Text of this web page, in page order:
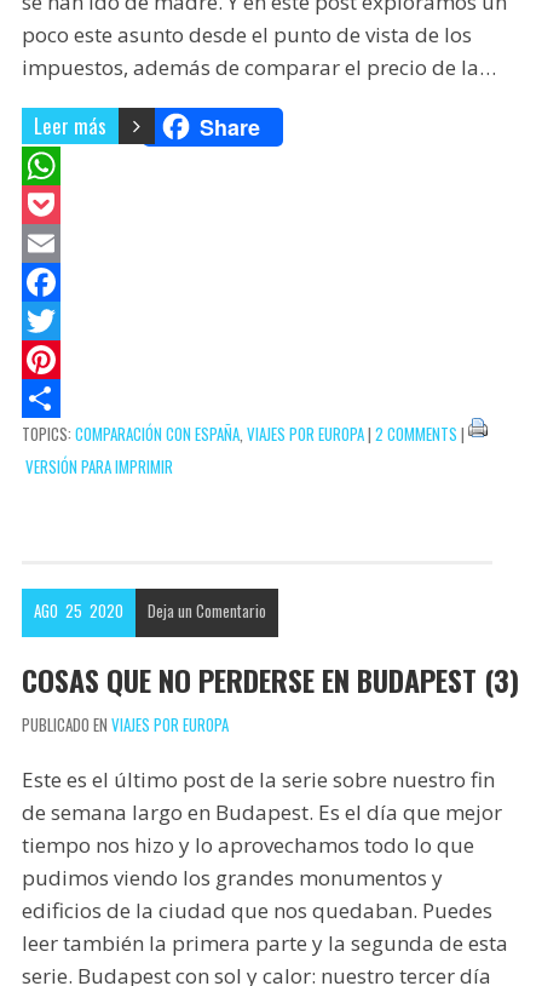
poco este asunto desde el punto de vista de los
impuestos, además de comparar el precio de la…
Leer más Share
W
h
a
t
s
A
p
p
P
o
c
k
e
t
E
m
a
l
F
a
c
e
b
k
T
w
i
t
r
P
i
n
r
e
s
C
o
a
r
t
TOPICS: COMPARACIÓN CON ESPAÑA, VIAJES POR EUROPA| 2 COMMENTS |
VERSIÓN PARA IMPRIMIR
AGO 25 2020 Deja un Comentario
COSAS QUE NO PERDERSE EN BUDAPEST (3)
PUBLICADO EN VIAJES POR EUROPA
Este es el último post de la serie sobre nuestro fin
de semana largo en Budapest. Es el día que mejor
tiempo nos hizo y lo aprovechamos todo lo que
pudimos viendo los grandes monumentos y
edificios de la ciudad que nos quedaban. Puedes
leer también la primera parte y la segunda de esta
serie. Budapest con sol y calor: nuestro tercer día